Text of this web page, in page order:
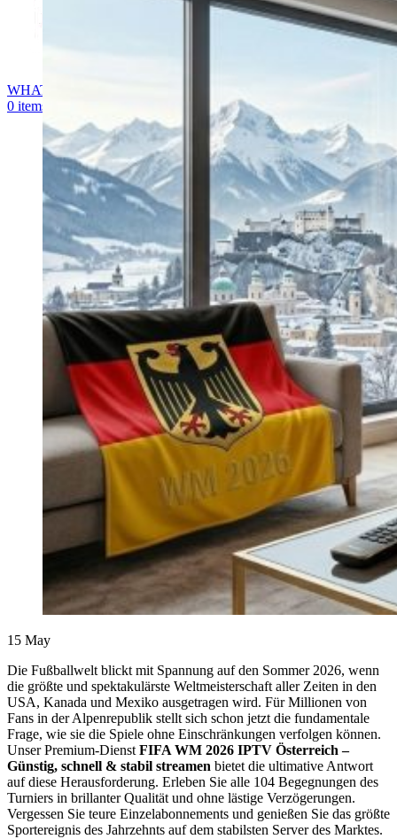
WHATSAPP
0 items
15 May
Die Fußballwelt blickt mit Spannung auf den Sommer 2026, wenn
die größte und spektakulärste Weltmeisterschaft aller Zeiten in den
USA, Kanada und Mexiko ausgetragen wird. Für Millionen von
Fans in der Alpenrepublik stellt sich schon jetzt die fundamentale
Frage, wie sie die Spiele ohne Einschränkungen verfolgen können.
Unser Premium-Dienst FIFA WM 2026 IPTV Österreich –
Günstig, schnell & stabil streamen bietet die ultimative Antwort
auf diese Herausforderung. Erleben Sie alle 104 Begegnungen des
Turniers in brillanter Qualität und ohne lästige Verzögerungen.
Vergessen Sie teure Einzelabonnements und genießen Sie das größte
Sportereignis des Jahrzehnts auf dem stabilsten Server des Marktes.